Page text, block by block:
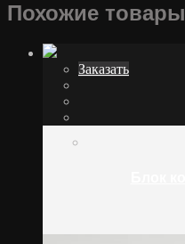
Похожие товары
Заказать